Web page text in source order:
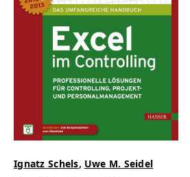
Ignatz Schels, Uwe M. Seidel